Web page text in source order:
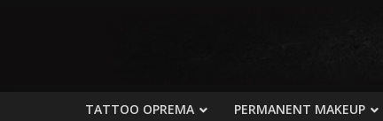
TATTOO OPREMA PERMANENT MAKEUP